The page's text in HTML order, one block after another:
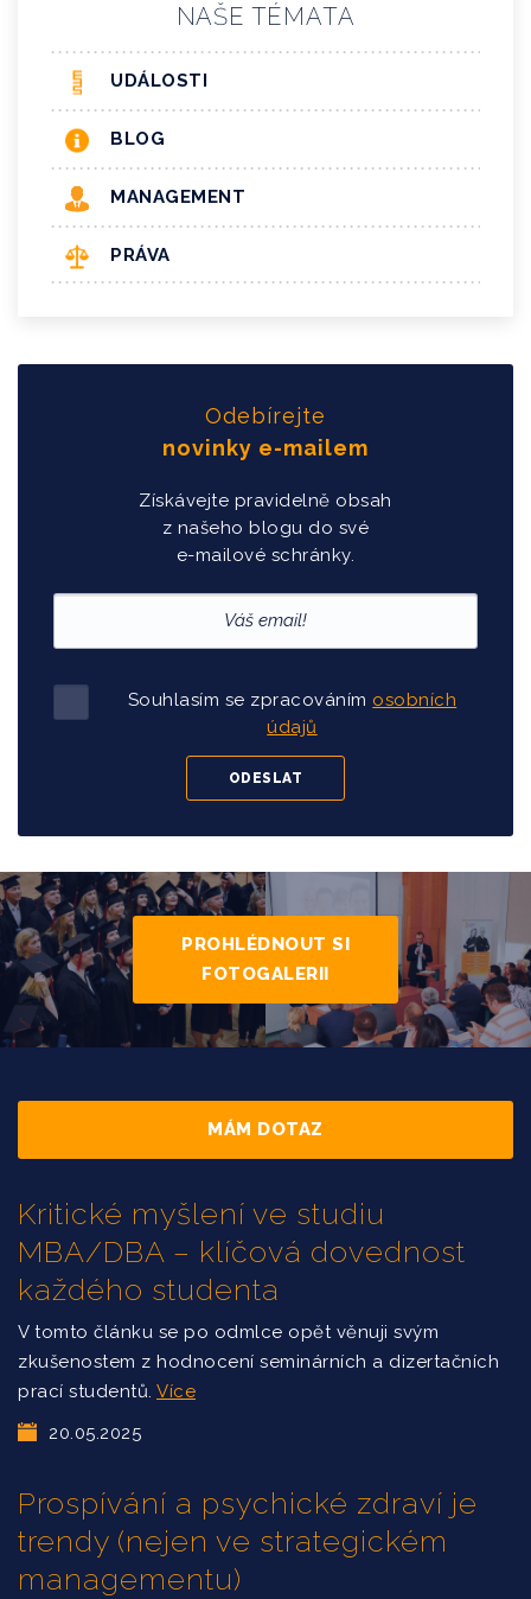
NAŠE TÉMATA
UDÁLOSTI
BLOG
MANAGEMENT
PRÁVA
Odebírejte
novinky e-mailem
Získávejte pravidelně obsah
z našeho blogu do své
e-mailové schránky.
Souhlasím se zpracováním osobních
údajů
PROHLÉDNOUT SI
FOTOGALERII
MÁM DOTAZ
Kritické myšlení ve studiu
MBA/DBA – klíčová dovednost
každého studenta
V tomto článku se po odmlce opět věnuji svým
zkušenostem z hodnocení seminárních a dizertačních
prací studentů. Více
20.05.2025
Prospívání a psychické zdraví je
trendy (nejen ve strategickém
managementu)